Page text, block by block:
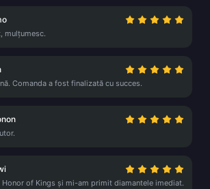
mulțumesc.
Comanda a fost finalizată cu succes.
Honor of Kings și mi-am primit diamantele imediat.